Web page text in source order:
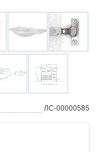
ЛС-00000585